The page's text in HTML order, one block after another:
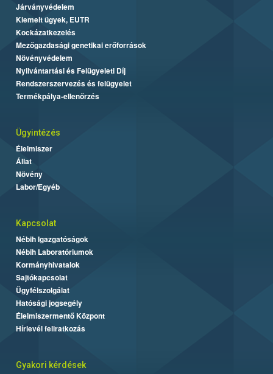
Járványvédelem
Kiemelt ügyek, EUTR
Kockázatkezelés
Mezőgazdasági genetikai erőforrások
Növényvédelem
Nyilvántartási és Felügyeleti Díj
Rendszerszervezés és felügyelet
Termékpálya-ellenőrzés
Ügyintézés
Élelmiszer
Állat
Növény
Labor/Egyéb
Kapcsolat
Nébih Igazgatóságok
Nébih Laboratóriumok
Kormányhivatalok
Sajtókapcsolat
Ügyfélszolgálat
Hatósági jogsegély
Élelmiszermentő Központ
Hírlevél feliratkozás
Gyakori kérdések